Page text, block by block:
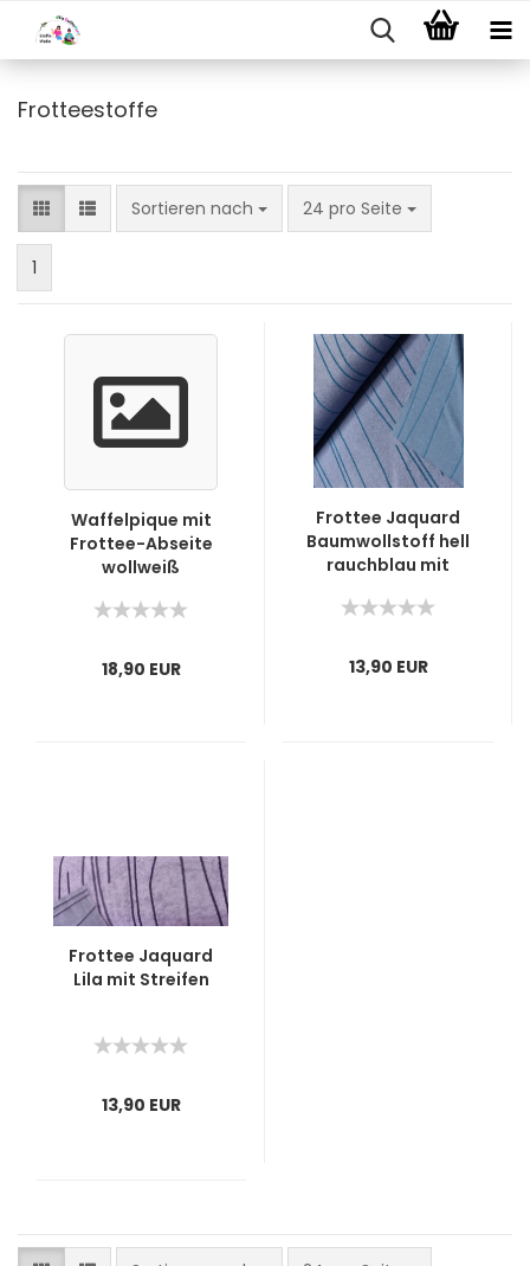
Frotteestoffe
Sortieren nach
Sortieren nach 24 pro Seite
pro Seite
1
Waffelpique mit
Frottee-Abseite
wollweiß
18,90 EUR
Frottee Jaquard
Baumwollstoff hell
rauchblau mit
13,90 EUR
Frottee Jaquard
Lila mit Streifen
13,90 EUR